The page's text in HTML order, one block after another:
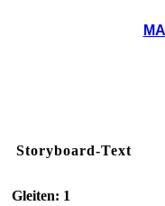
Storyboard-Text
Gleiten: 1